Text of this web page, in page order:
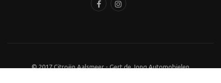
© 2017 Citroën Aalsmeer - Gert de Jong Automobielen